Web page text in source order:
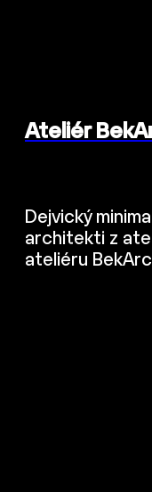
Ateliér
Dejvický
architekti z
ateliéru